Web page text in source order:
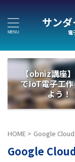
サン
電
【obniz講座
でIoT電子工
よう！
HOME > Google Cloud
Google